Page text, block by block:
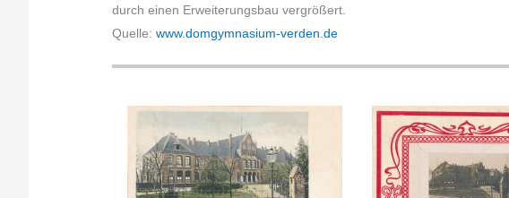
durch einen Erweiterungsbau vergrößert.
Quelle:www.domgymnasium-verden.de